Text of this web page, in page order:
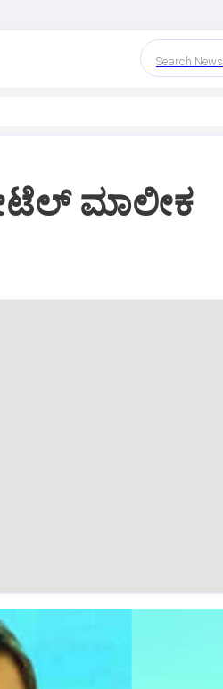
Search News
ಮಾಲೀಕ